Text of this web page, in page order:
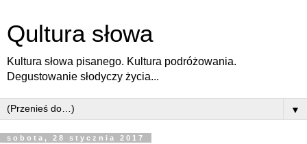
Qultura słowa
Kultura słowa pisanego. Kultura podróżowania.
Degustowanie słodyczy życia...
▼
sobota, 28 stycznia 2017